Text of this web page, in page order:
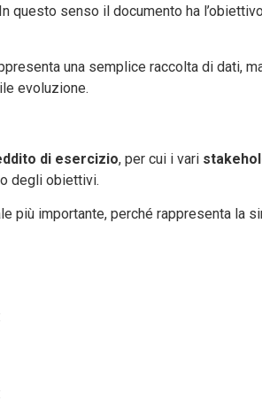
senso il documento ha
una semplice raccolta di dati,
evoluzione.
di esercizio, per cui i vari
degli obiettivi.
importante, perché rappresenta la